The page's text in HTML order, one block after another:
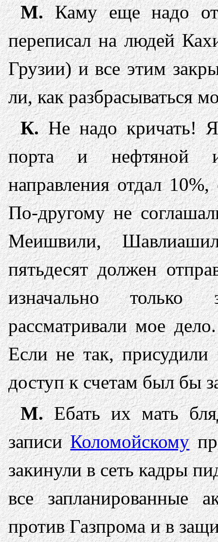
М.Каму еще надо
переписал на людей
Грузии) и все этим
ли, как разбрасываться
К.Не надо кричать! Я
порта и нефтяной
направления отдал
По-другому не
Меишвили,
пятьдесят должен
изначально только
рассматривали мое
Если не так,
доступ к счетам был бы
М.Ебать их мать
записиКоломойскому
закинули в сеть кадры
все запланированные
против Газпрома и в